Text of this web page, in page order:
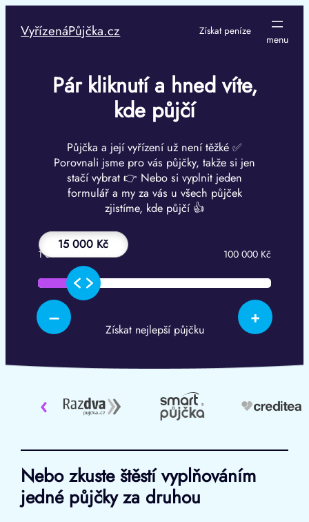
obsah
VyřízenáPůjčka.cz Získat peníze
Pár kliknutí a hned víte,
kde půjčí
Půjčka a její vyřízení už není těžké ✅
Porovnali jsme pro vás půjčky, takže si jen
stačí vybrat 👉 Nebo si vyplnit jeden
formulář a my za vás u všech půjček
zjistíme, kde půjčí 👍
15 000 Kč
– +
1 000 Kč 100 000 Kč
Získat nejlepší půjčku
‹
Nebo zkuste štěstí vyplňováním
jedné půjčky za druhou